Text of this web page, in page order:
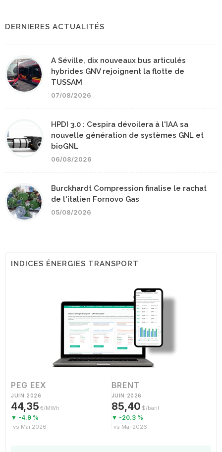
DERNIERES ACTUALITÉS
A Séville, dix nouveaux bus articulés
hybrides GNV rejoignent la flotte de
TUSSAM
07/08/2026
HPDI 3.0 : Cespira dévoilera à l'IAA sa
nouvelle génération de systèmes GNL et
bioGNL
06/08/2026
Burckhardt Compression finalise le rachat
de l'italien Fornovo Gas
05/08/2026
INDICES ÉNERGIES TRANSPORT
PEG EEX
JUIN 2026
44,35 €/MWh
▼ -4.9 %
vs Mai 2026
BRENT
JUIN 2026
85,40 $/baril
▼ -20.3 %
vs Mai 2026